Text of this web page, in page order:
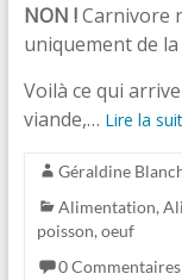
NON !Carnivore
uniquement de la
Voilà ce qui
viande,… Lire la
Géraldine
Alimentation,
poisson, oeuf
0 Commentaires